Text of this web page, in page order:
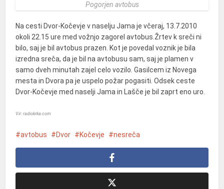
Pogorjen avtobus
Na cesti Dvor-Kočevje v naselju Jama je včeraj, 13.7.2010
okoli 22.15 ure med vožnjo zagorel avtobus. Žrtev k sreči ni
bilo, saj je bil avtobus prazen. Kot je povedal voznik je bila
izredna sreča, da je bil na avtobusu sam, saj je plamen v
samo dveh minutah zajel celo vozilo. Gasilcem iz Novega
mesta in Dvora pa je uspelo požar pogasiti. Odsek ceste
Dvor-Kočevje med naselji Jama in Lašče je bil zaprt eno uro.
Vir: radiokrka.com
avtobus Dvor Kočevje nesreča